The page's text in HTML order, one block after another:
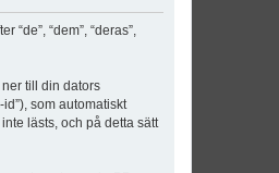
“de”, “dem”, “deras”,
till din dators
som automatiskt
lästs, och på detta sätt